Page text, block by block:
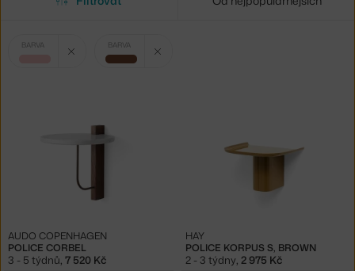
Vybrané
BARVA BARVA
hnědá
POLICE CORBEL
AUDO COPENHAGEN
3 - 5 týdnů 7 520 Kč
POLICE KORPUS S, BROWN
HAY
2 - 3 týdny 2 975 Kč